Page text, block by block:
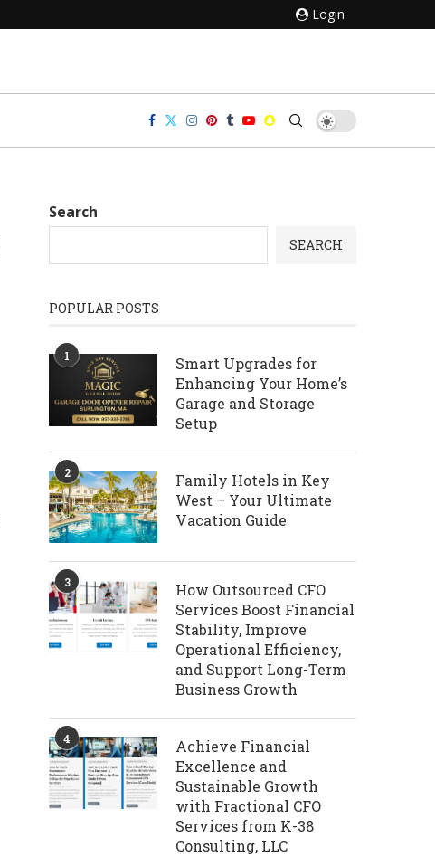
Login
Search
SEARCH
POPULAR POSTS
1
Smart Upgrades for
Enhancing Your Home’s
Garage and Storage
Setup
2
Family Hotels in Key
West – Your Ultimate
Vacation Guide
3
How Outsourced CFO
Services Boost Financial
Stability, Improve
Operational Efficiency,
and Support Long-Term
Business Growth
4
Achieve Financial
Excellence and
Sustainable Growth
with Fractional CFO
Services from K-38
Consulting, LLC